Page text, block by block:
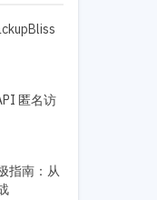
匿名访
指南：从